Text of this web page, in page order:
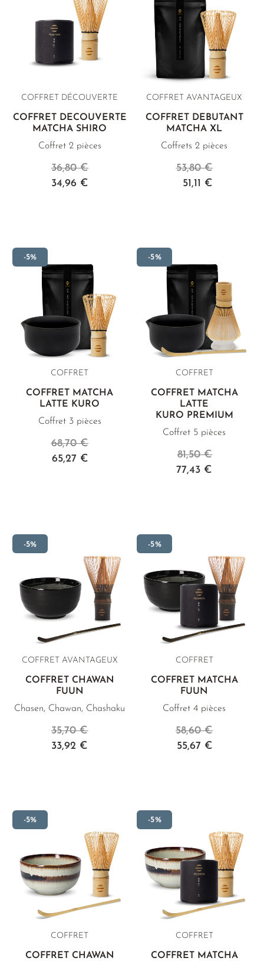
COFFRET DÉCOUVERTE
COFFRET DÉCOUVERTE
MATCHA SHIRO
Coffret 2 pièces
34,96 €
36,80 €
COFFRET AVANTAGEUX
COFFRET DÉBUTANT
MATCHA XL
Coffrets 2 pièces
51,11 €
53,80 €
-5%
COFFRET
COFFRET MATCHA
LATTE KURO
Coffret 3 pièces
65,27 €
68,70 €
-5%
COFFRET
COFFRET MATCHA
LATTE
KURO PREMIUM
Coffret 5 pièces
77,43 €
81,50 €
-5%
COFFRET AVANTAGEUX
COFFRET CHAWAN
FUUN
Chasen, Chawan, Chashaku
33,92 €
35,70 €
-5%
COFFRET
COFFRET MATCHA
FUUN
Coffret 4 pièces
55,67 €
58,60 €
-5%
COFFRET
COFFRET CHAWAN
-5%
COFFRET
COFFRET MATCHA